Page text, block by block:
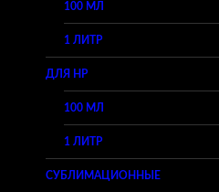
100 МЛ
1 ЛИТР
ДЛЯ HP
100 МЛ
1 ЛИТР
СУБЛИМАЦИОННЫЕ